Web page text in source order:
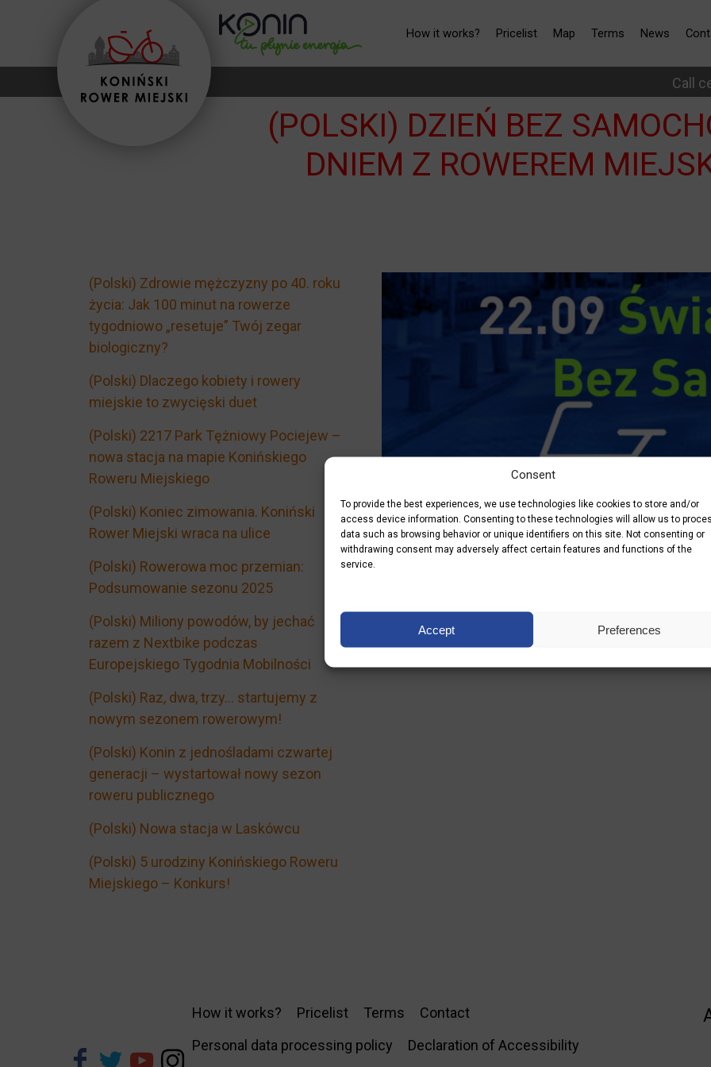
Consent
To provide the best experiences, we use technologies like cookies to store and/or
access device information. Consenting to these technologies will allow us to
data such as browsing behavior or unique identifiers on this site. Not consenting or
withdrawing consent may adversely affect certain features and functions of the
service.
Accept Preferences
How it works? Pricelist Map Terms News
Call
(POLSKI) DZIEŃ BEZ
DNIEM Z ROWEREM
(Polski) Zdrowie mężczyzny po 40. roku
życia: Jak 100 minut na rowerze
tygodniowo „resetuje” Twój zegar
biologiczny?
(Polski) Dlaczego kobiety i rowery
miejskie to zwycięski duet
(Polski) 2217 Park Tężniowy Pociejew –
nowa stacja na mapie Konińskiego
Roweru Miejskiego
(Polski) Koniec zimowania. Koniński
Rower Miejski wraca na ulice
(Polski) Rowerowa moc przemian:
Podsumowanie sezonu 2025
(Polski) Miliony powodów, by jechać
razem z Nextbike podczas
Europejskiego Tygodnia Mobilności
(Polski) Raz, dwa, trzy… startujemy z
nowym sezonem rowerowym!
(Polski) Konin z jednośladami czwartej
generacji – wystartował nowy sezon
roweru publicznego
(Polski) Nowa stacja w Laskówcu
(Polski) 5 urodziny Konińskiego Roweru
Miejskiego – Konkurs!
19.09.2019
How it works? Pricelist Terms
Contact
Personal data processing policy
Declaration of Accessibility